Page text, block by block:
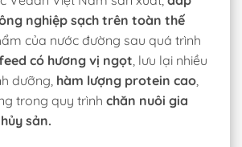
nghiệp sạch trên toàn thế
của nước đường sau quá trình
có hương vị ngọt , lưu lại nhiều
dưỡng, hàm lượng protein cao
trong quy trình chăn nuôi gia
sản.